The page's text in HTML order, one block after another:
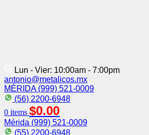
Lun - Vier: 10:00am - 7:00pm
antonio@metalicos.mx
MÉRIDA (999) 521-0009
(56) 2200-6948
0 items $0.00
Mérida (999) 521-0009
(55) 2200-6948